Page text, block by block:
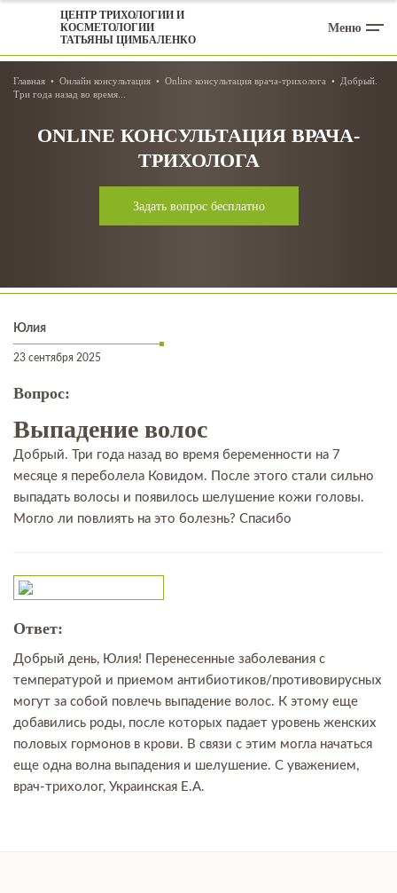
ЦЕНТР ТРИХОЛОГИИ И
КОСМЕТОЛОГИИ
ТАТЬЯНЫ ЦИМБАЛЕНКО
Меню
Главная Онлайн консультация Online консультация врача-трихолога
Добрый.
Три года назад во время...
ONLINE КОНСУЛЬТАЦИЯ ВРАЧА-
ТРИХОЛОГА
Задать вопрос бесплатно
Юлия
23 сентября 2025
Вопрос:
Выпадение волос
Добрый. Три года назад во время беременности на 7
месяце я переболела Ковидом. После этого стали сильно
выпадать волосы и появилось шелушение кожи головы.
Могло ли повлиять на это болезнь? Спасибо
Ответ:
Добрый день, Юлия! Перенесенные заболевания с
температурой и приемом антибиотиков/противовирусных
могут за собой повлечь выпадение волос. К этому еще
добавились роды, после которых падает уровень женских
половых гормонов в крови. В связи с этим могла начаться
еще одна волна выпадения и шелушение. С уважением,
врач-трихолог, Украинская Е.А.